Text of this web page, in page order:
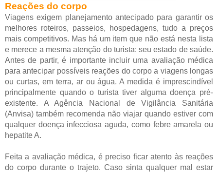
Reações do corpo
Viagens exigem planejamento antecipado para garantir os
melhores roteiros, passeios, hospedagens, tudo a preços
mais competitivos. Mas há um item que não está nesta lista
e merece a mesma atenção do turista: seu estado de saúde.
Antes de partir, é importante incluir uma avaliação médica
para antecipar possíveis reações do corpo a viagens longas
ou curtas, em terra, ar ou água. A medida é imprescindível
principalmente quando o turista tiver alguma doença pré-
existente. A Agência Nacional de Vigilância Sanitária
(Anvisa) também recomenda não viajar quando estiver com
qualquer doença infecciosa aguda, como febre amarela ou
hepatite A.
Feita a avaliação médica, é preciso ficar atento às reações
do corpo durante o trajeto. Caso sinta qualquer mal estar